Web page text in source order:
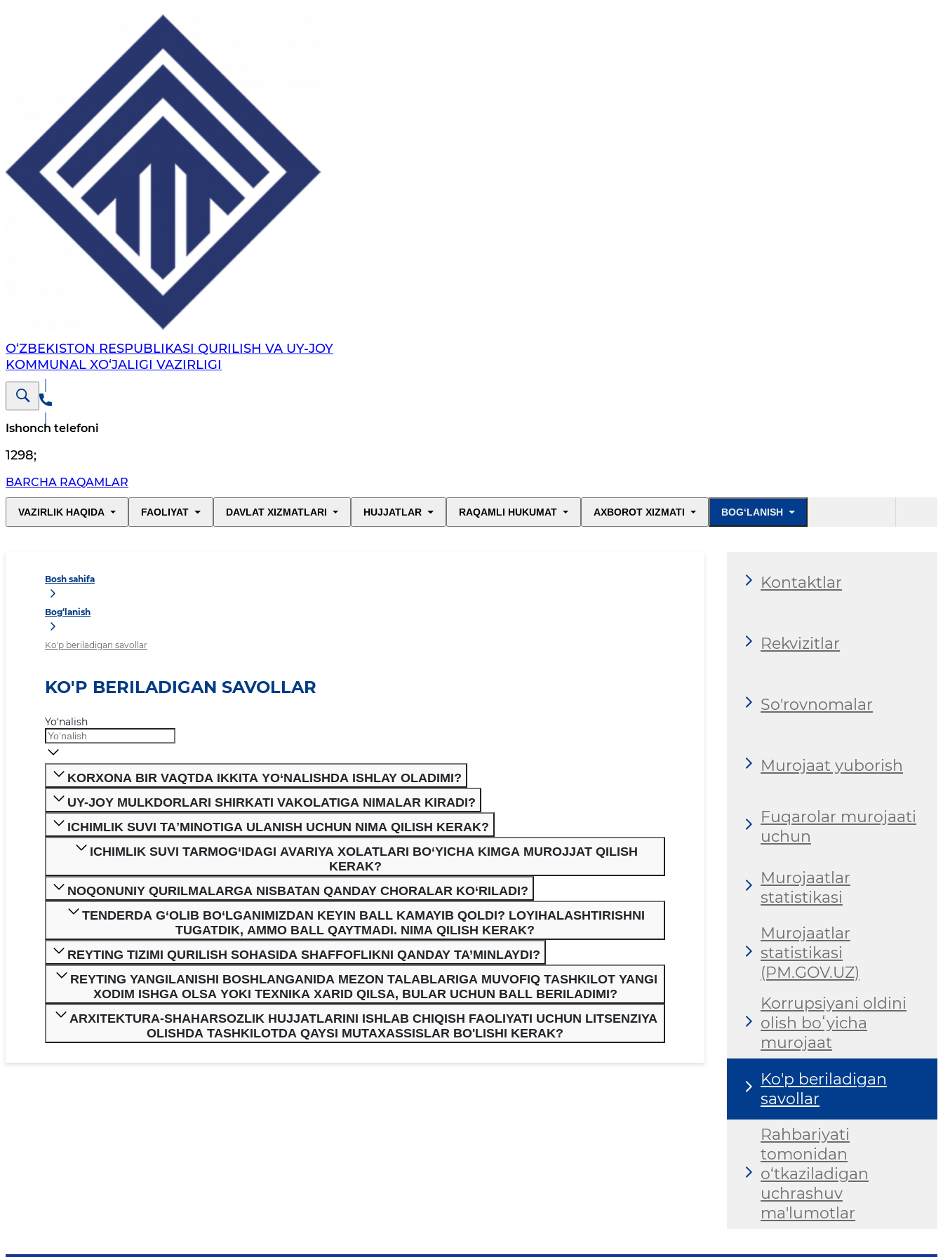
O‘ZBEKISTON RESPUBLIKASI QURILISH VA UY-JOY
KOMMUNAL XO‘JALIGI VAZIRLIGI
Ishonch telefoni
1298;
BARCHA RAQAMLAR
VAZIRLIK HAQIDA FAOLIYAT DAVLAT XIZMATLARI HUJJATLAR RAQAMLI HUKUMAT AXBOROT XIZMATI BOG‘LANISH
Bosh sahifa
Bog‘lanish
Ko'p beriladigan savollar
KO'P BERILADIGAN SAVOLLAR
Yo‘nalish
KORXONA BIR VAQTDA IKKITA YO‘NALISHDA ISHLAY OLADIMI?
UY-JOY MULKDORLARI SHIRKATI VAKOLATIGA NIMALAR KIRADI?
ICHIMLIK SUVI TAʼMINOTIGA ULANISH UCHUN NIMA QILISH KERAK?
ICHIMLIK SUVI TARMOG‘IDAGI AVARIYA XOLATLARI BO‘YICHA KIMGA MUROJJAT QILISH
KERAK?
NOQONUNIY QURILMALARGA NISBATAN QANDAY CHORALAR KO‘RILADI?
TENDERDA G‘OLIB BO‘LGANIMIZDAN KEYIN BALL KAMAYIB QOLDI? LOYIHALASHTIRISHNI
TUGATDIK, AMMO BALL QAYTMADI. NIMA QILISH KERAK?
REYTING TIZIMI QURILISH SOHASIDA SHAFFOFLIKNI QANDAY TA’MINLAYDI?
REYTING YANGILANISHI BOSHLANGANIDA MEZON TALABLARIGA MUVOFIQ TASHKILOT YANGI
XODIM ISHGA OLSA YOKI TEXNIKA XARID QILSA, BULAR UCHUN BALL BERILADIMI?
ARXITEKTURA-SHAHARSOZLIK HUJJATLARINI ISHLAB CHIQISH FAOLIYATI UCHUN LITSENZIYA
OLISHDA TASHKILOTDA QAYSI MUTAXASSISLAR BO'LISHI KERAK?
Kontaktlar
Rekvizitlar
So'rovnomalar
Murojaat yuborish
Fuqarolar murojaati
uchun
Murojaatlar
statistikasi
Murojaatlar
statistikasi
(PM.GOV.UZ)
Korrupsiyani oldini
olish boʻyicha
murojaat
Ko'p beriladigan
savollar
Rahbariyati
tomonidan
o‘tkaziladigan
uchrashuv
ma'lumotlar